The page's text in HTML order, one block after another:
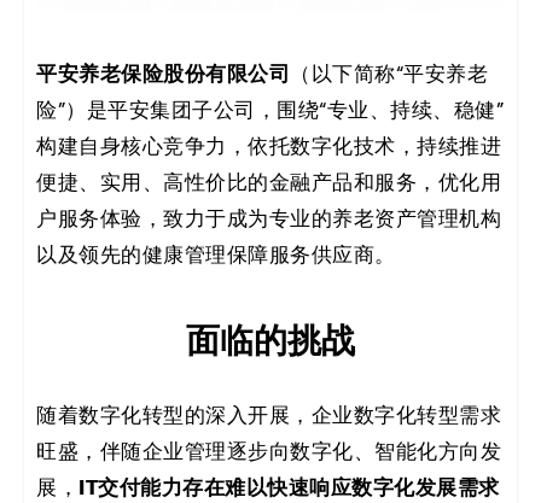
代
码
_
零
案
例
平安养老保险股份有限公司
（以下简称“平安养老
险”）是平安集团子公司，围绕“专业、持续、稳健”
构建自身核心竞争力，依托数字化技术，持续推进
便捷、实用、高性价比的金融产品和服务，优化用
户服务体验，致力于成为专业的养老资产管理机构
以及领先的健康管理保障服务供应商。
面临的挑战
随着数字化转型的深入开展，企业数字化转型需求
旺盛，伴随企业管理逐步向数字化、智能化方向发
展， IT交付能力存在难以快速响应数字化发展需求